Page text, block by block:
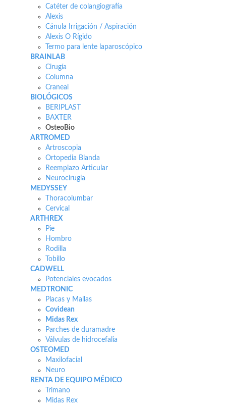
Catéter de colangiografía
Alexis
Cánula Irrigación / Aspiración
Alexis O Rígido
Termo para lente laparoscópico
BRAINLAB
Cirugía
Columna
Craneal
BIOLÓGICOS
BERIPLAST
BAXTER
OsteoBio
ARTROMED
Artroscopia
Ortopedia Blanda
Reemplazo Articular
Neurocirugía
MEDYSSEY
Thoracolumbar
Cervical
ARTHREX
Pie
Hombro
Rodilla
Tobillo
CADWELL
Potenciales evocados
MEDTRONIC
Placas y Mallas
Covidean
Midas Rex
Parches de duramadre
Válvulas de hidrocefalia
OSTEOMED
Maxilofacial
Neuro
RENTA DE EQUIPO MÉDICO
Trimano
Midas Rex